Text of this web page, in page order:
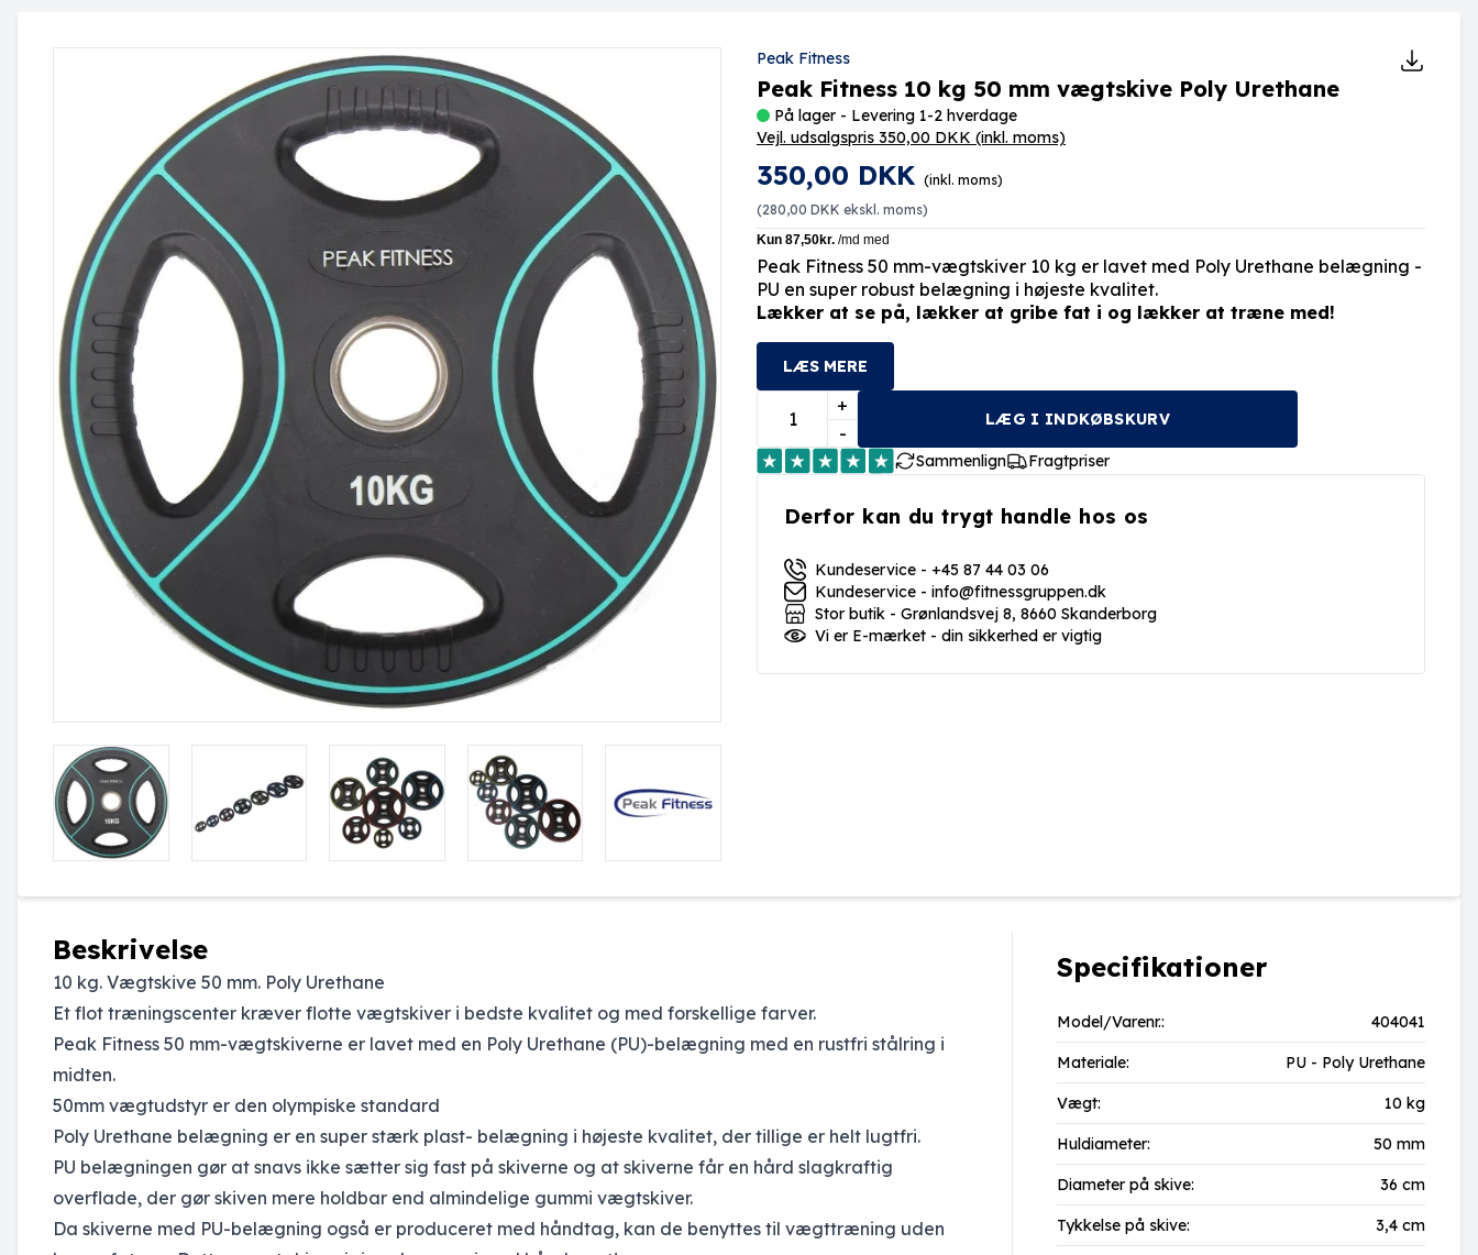
Peak Fitness
Peak Fitness 10 kg 50 mm vægtskive Poly Urethane
På lager - Levering 1-2 hverdage
Vejl. udsalgspris 350,00 DKK (inkl. moms)
350,00 DKK (inkl. moms)
(280,00 DKK ekskl. moms)
Peak Fitness 50 mm-vægtskiver 10 kg er lavet med Poly Urethane belægning -
PU en super robust belægning i højeste kvalitet.
Lækker at se på, lækker at gribe fat i og lækker at træne med!
LÆS MERE
+
-
LÆG I INDKØBSKURV
Sammenlign Fragtpriser
Derfor kan du trygt handle hos os
Kundeservice - +45 87 44 03 06
Kundeservice - info@fitnessgruppen.dk
Stor butik - Grønlandsvej 8, 8660 Skanderborg
Vi er E-mærket - din sikkerhed er vigtig
Beskrivelse
10 kg. Vægtskive 50 mm. Poly Urethane
Et flot træningscenter kræver flotte vægtskiver i bedste kvalitet og med forskellige farver.
Peak Fitness 50 mm-vægtskiverne er lavet med en Poly Urethane (PU)-belægning med en rustfri stålring i
midten.
50mm vægtudstyr er den olympiske standard
Poly Urethane belægning er en super stærk plast- belægning i højeste kvalitet, der tillige er helt lugtfri.
PU belægningen gør at snavs ikke sætter sig fast på skiverne og at skiverne får en hård slagkraftig
overflade, der gør skiven mere holdbar end almindelige gummi vægtskiver.
Da skiverne med PU-belægning også er produceret med håndtag, kan de benyttes til vægttræning uden
Specifikationer
Model/Varenr.: 404041
Materiale: PU - Poly Urethane
Vægt: 10 kg
Huldiameter: 50 mm
Diameter på skive: 36 cm
Tykkelse på skive: 3,4 cm